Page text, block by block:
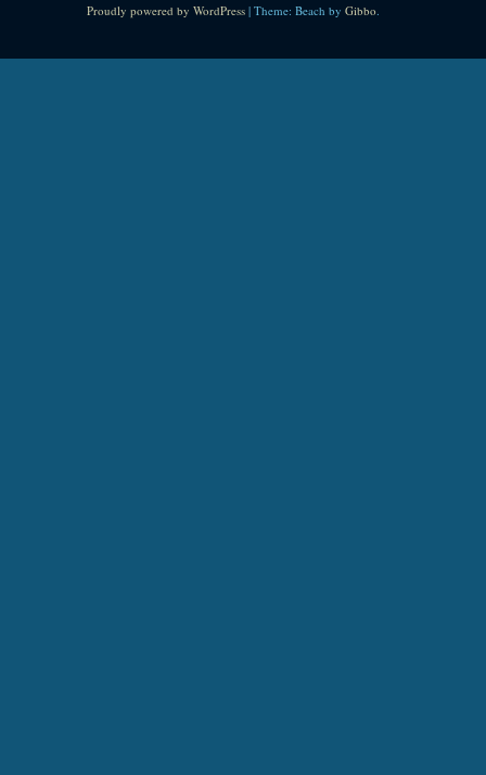
Proudly powered by WordPress | Theme: Beach by Gibbo.